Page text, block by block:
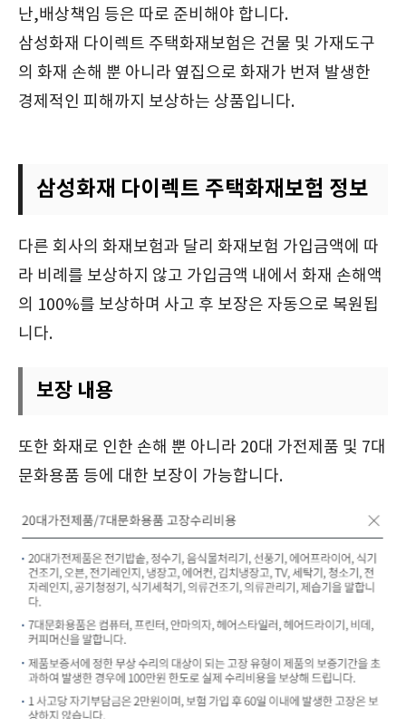
난,배상책임 등은 따로 준비해야 합니다.
삼성화재 다이렉트 주택화재보험은 건물 및 가재도구
의 화재 손해 뿐 아니라 옆집으로 화재가 번져 발생한
경제적인 피해까지 보상하는 상품입니다.
삼성화재 다이렉트 주택화재보험 정보
다른 회사의 화재보험과 달리 화재보험 가입금액에 따
라 비례를 보상하지 않고 가입금액 내에서 화재 손해액
의 100%를 보상하며 사고 후 보장은 자동으로 복원됩
니다.
보장 내용
또한 화재로 인한 손해 뿐 아니라 20대 가전제품 및 7대
문화용품 등에 대한 보장이 가능합니다.